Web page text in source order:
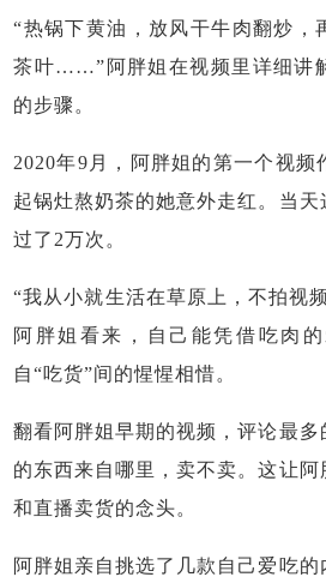
“热锅下黄油，放风干牛肉翻炒，
茶叶……”阿胖姐在视频里详细讲
的步骤。
2020年9月，阿胖姐的第一个视频
起锅灶熬奶茶的她意外走红。当天
过了2万次。
“我从小就生活在草原上，不拍视
阿胖姐看来，自己能凭借吃肉
自“吃货”间的惺惺相惜。
翻看阿胖姐早期的视频，评论最多
的东西来自哪里，卖不卖。这让
和直播卖货的念头。
阿胖姐亲自挑选了几款自己爱吃